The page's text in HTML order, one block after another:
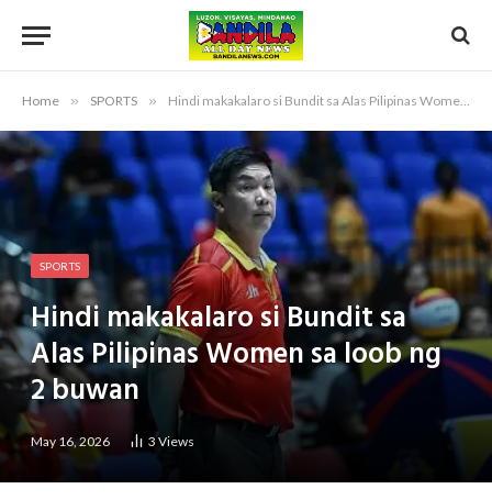
Home » SPORTS » Hindi makakalaro si Bundit sa Alas Pilipinas Women sa loob ng 2 buwan
SPORTS
Hindi makakalaro si Bundit sa
Alas Pilipinas Women sa loob ng
2 buwan
May 16, 2026 3Views